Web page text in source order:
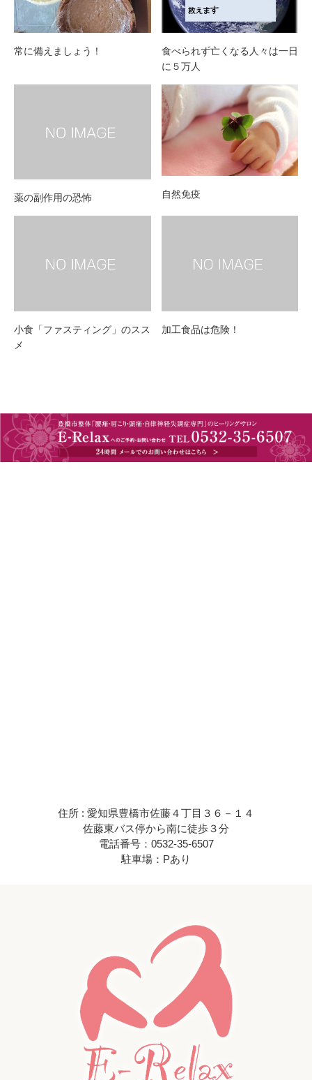
常に備えましょう！
食べられず亡くなる人々は一日
に５万人
薬の副作用の恐怖 自然免疫
小食「ファスティング」のスス
メ
加工食品は危険！
住所 : 愛知県豊橋市佐藤４丁目３６－１４
佐藤東バス停から南に徒歩３分
電話番号：0532-35-6507
駐車場：Pあり